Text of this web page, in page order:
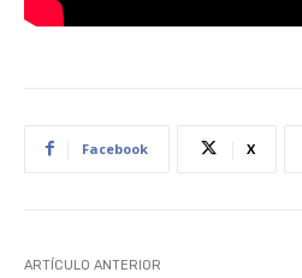
Facebook X
ARTÍCULO ANTERIOR